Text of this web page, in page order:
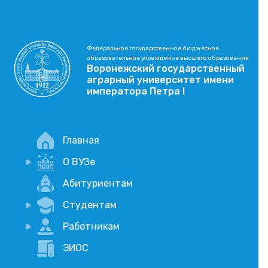
Федеральное государственное бюджетное
образовательное учреждение высшего образования
Воронежский государственный
аграрный университет имени
императора Петра I
Главная
О ВУЗе
Новости
Учебный процесс
Научная деятельность
Абитуриентам
Студентам
Портал дистанционого обучения
Академические отпуска
Работникам
Внимание, опрос!
ЭИОС